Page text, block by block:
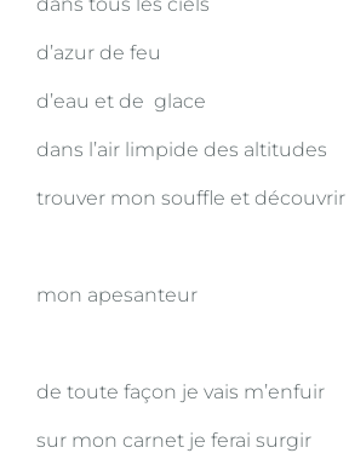
d’azur de feu
d’eau et de glace
dans l’air limpide des altitudes
trouver mon souffle et découvrir
mon apesanteur
de toute façon je vais m’enfuir
sur mon carnet je ferai surgir